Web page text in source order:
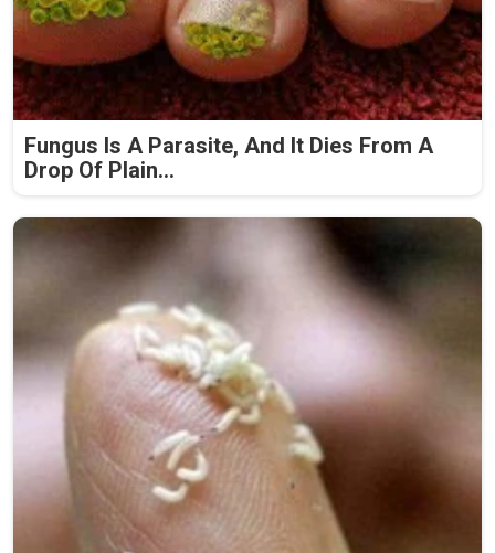
Fungus Is A Parasite, And It Dies From A
Drop Of Plain...